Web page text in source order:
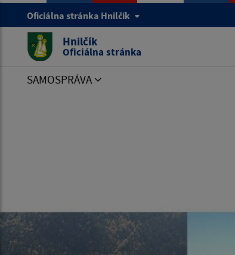
Oficiálna stránka Hnilčík
Hnilčík
Oficiálna stránka
SAMOSPRÁVA